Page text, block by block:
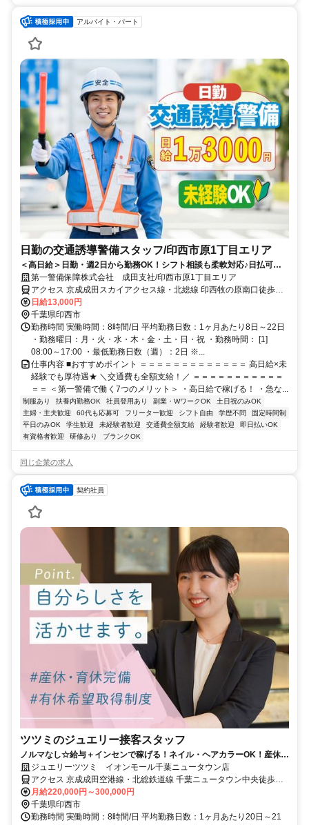
アルバイト・パート
日勤の交通誘導警備スタッフ/印西市原1丁目エリア
＜高日給＞日勤・週2日から勤務OK！シフト相談も柔軟対応♪日払可◎
未経験歓迎★
第一警備保障株式会社 成田支社/印西市原1丁目エリア
アクセス 京成成田スカイアクセス線・北総線 印西牧の原南口徒歩約
15分、京成成田スカイアクセス線・北総線 印旛日本医大徒歩約53
分、京成成田スカイアクセス線・北総線 千葉ニュータウン中央徒歩
約55分 直行直帰OK＊交通費全額支給＊
日給13,000円
千葉県印西市
勤務時間 実働時間：8時間/日 平均勤務日数：1ヶ月あたり8日～22日
・勤務曜日：月・火・水・木・金・土・日・祝 ・勤務時間： [1]
08:00～17:00 ・最低勤務日数（週）：2日 ※...
仕事内容 ■おすすめポイント ＝＝＝＝＝＝＝＝＝＝＝＝＝ 高日給×未
経験でも厚待遇★ ＼交通費も全額支給！／ ＝＝＝＝＝＝＝＝＝＝＝
＝＝ ＜第一警備で働く7つのメリット＞ ・高日給で稼げる！ ・急な...
制服あり 扶養内勤務OK 社員登用あり 副業・WワークOK
土日祝のみOK
主婦・主夫歓迎
60代も応募可 フリーター歓迎 シフト自由 学歴不問
固定時間制
平日のみOK
学生歓迎 未経験者歓迎 交通費全額支給 経験者歓迎
即日払いOK
有資格者歓迎
研修あり ブランクOK
同じ企業の求人
契約社員
ツツミのジュエリー接客スタッフ
ノルマなし☆給与＋インセンで稼げる！ネイル・ヘアカラーOK！産休・
育休実績多数/接客業経験者優遇♪
ジュエリーツツミ イオンモール千葉ニュータウン店
アクセス 京成成田空港線・北総鉄道線 千葉ニュータウン中央徒歩約6
分
月給220,000円～300,000円
千葉県印西市
勤務時間 実働時間：8時間/日 平均勤務日数：1ヶ月あたり20日～21